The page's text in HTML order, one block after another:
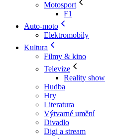
Motosport
F1
Auto-moto
Elektromobily
Kultura
Filmy & kino
Televize
Reality show
Hudba
Hry
Literatura
Výtvarné umění
Divadlo
Digi a stream